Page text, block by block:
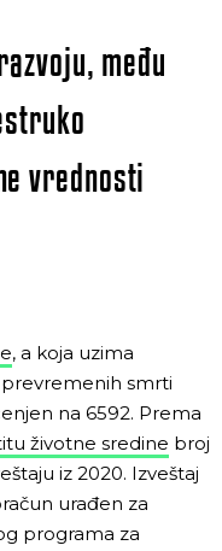
među
vrednosti
, a koja uzima
prevremenih smrti
na 6592. Prema
životne sredine broj
iz 2020. Izveštaj
urađen za
programa za